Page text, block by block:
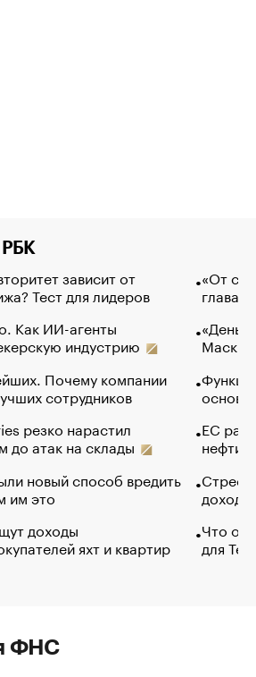
РБК
зависит от
Тест для лидеров
Как ИИ-агенты
индустрию
Почему компании
сотрудников
резко нарастил
до атак на склады
новый способ вредить
им это
доходы
яхт и квартир
«От
глава
Маск в
основ
ЕС
нефти
Что
для
ФНС